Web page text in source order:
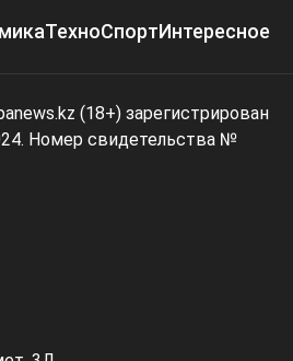
ТехноСпортИнтересное
(18+) зарегистрирован
Номер свидетельства №